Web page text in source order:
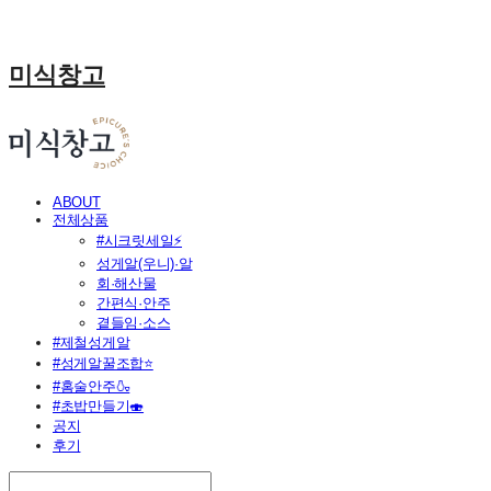
미식창고
ABOUT
전체상품
#시크릿세일⚡
성게알(우니)·알
회·해산물
간편식·안주
곁들임·소스
#제철성게알
#성게알꿀조합⭐
#홈술안주🍶
#초밥만들기🍣
공지
후기